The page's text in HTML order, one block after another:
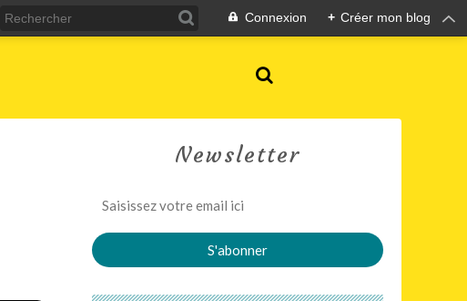
Connexion + Créer mon blog
Newsletter